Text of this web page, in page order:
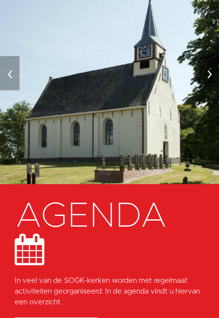
‹ ›
AGENDA
In veel van de SOGK-kerken worden met regelmaat
activiteiten georganiseerd. In de agenda vindt u hiervan
een overzicht.